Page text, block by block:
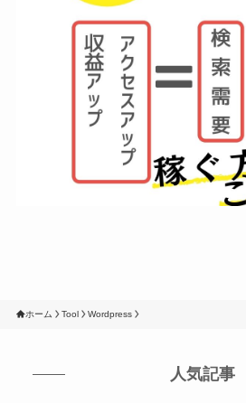
ホーム Tool Wordpress
人気記事